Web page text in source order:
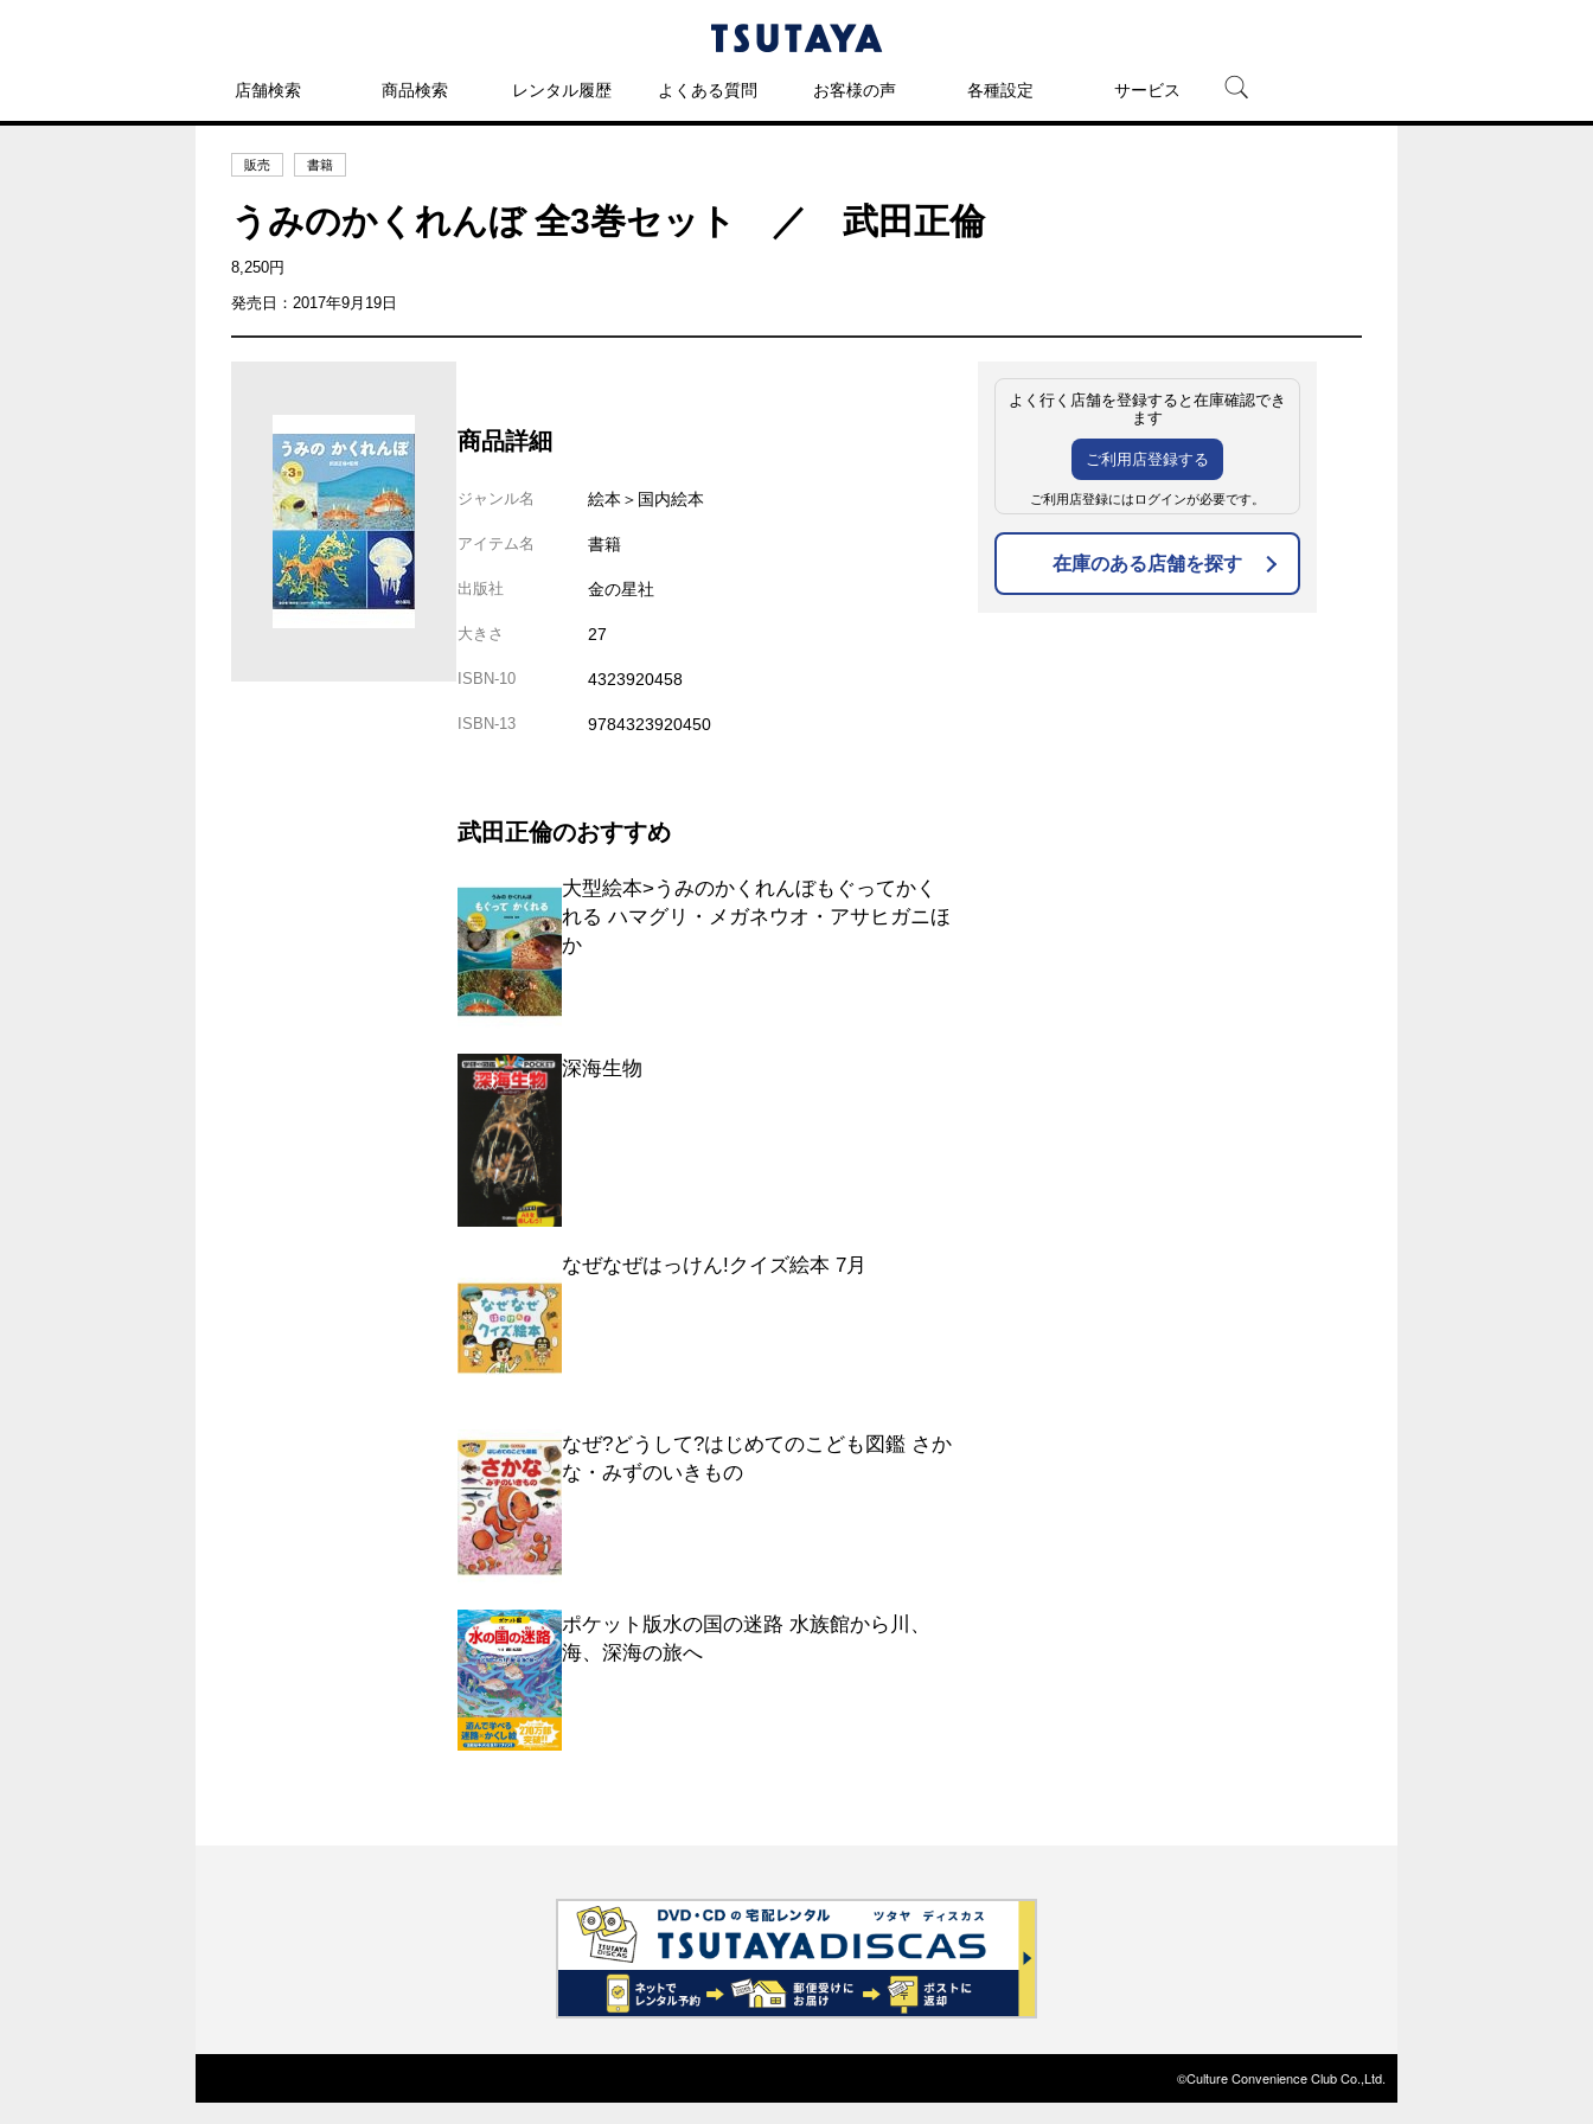
店舗検索 商品検索 レンタル履歴 よくある質問 お客様の声 各種設定 サービス
販売 書籍
うみのかくれんぼ 全3巻セット ／ 武田正倫
8,250円
発売日：2017年9月19日
商品詳細
ジャンル名 絵本＞国内絵本
アイテム名 書籍
出版社 金の星社
大きさ 27
ISBN-10 4323920458
ISBN-13 9784323920450
武田正倫のおすすめ
大型絵本>うみのかくれんぼもぐってかく
れる ハマグリ・メガネウオ・アサヒガニほ
か
深海生物
なぜなぜはっけん!クイズ絵本 7月
なぜ?どうして?はじめてのこども図鑑 さか
な・みずのいきもの
ポケット版水の国の迷路 水族館から川、
海、深海の旅へ
よく行く店舗を登録すると在庫確認でき
ます
ご利用店登録する
ご利用店登録にはログインが必要です。
在庫のある店舗を探す
©Culture Convenience Club Co.,Ltd.